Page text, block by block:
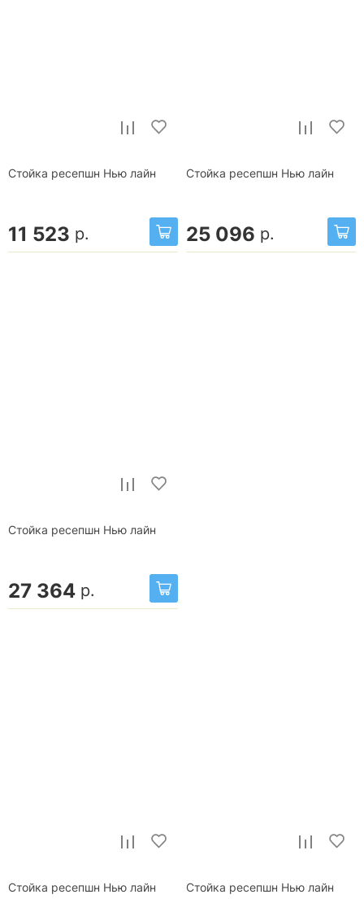
Стойка ресепшн Нью лайн
11 523 р.
Стойка ресепшн Нью лайн
25 096 р.
Стойка ресепшн Нью лайн
27 364 р.
Стойка ресепшн Нью лайн Стойка ресепшн Нью лайн